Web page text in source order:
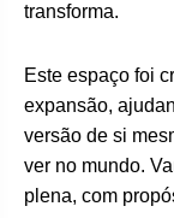
transforma.
Este espaço foi
expansão,
versão de si
ver no mundo.
plena, com